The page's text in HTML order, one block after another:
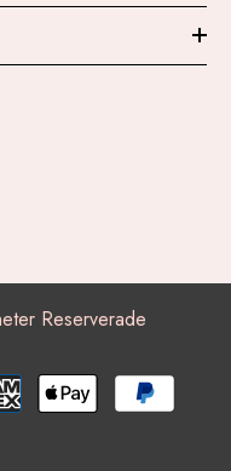
Reserverade